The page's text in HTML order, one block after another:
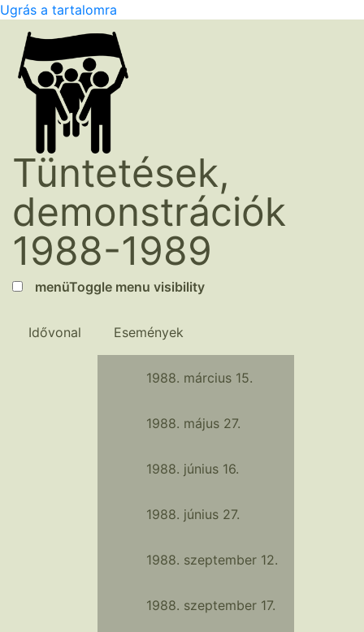
Ugrás a tartalomra
Tüntetések,
demonstrációk
1988-1989
menüToggle menu visibility
Idővonal Események
1988. március 15.
1988. május 27.
1988. június 16.
1988. június 27.
1988. szeptember 12.
1988. szeptember 17.